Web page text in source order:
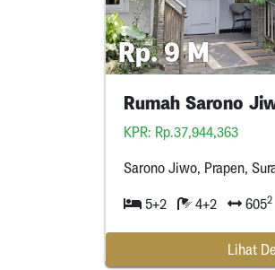
Rp. 9 M
Rumah Sarono
KPR: Rp.37,944,363
Sarono Jiwo, Prapen,
5+2 4+2 6052
Lihat